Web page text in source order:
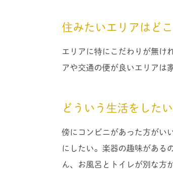
住みたいエリアはど
エリアに特にこだわりが無け
アや交通の便が良いエリアは
どういう生活をした
傍にコンビニがあった方がい
にしたい。楽器の趣味がある
ん、お風呂とトイレが別な方